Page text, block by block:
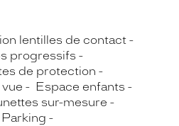
lentilles de contact
progressifs
de protection
Espace enfants
sur-mesure
Parking